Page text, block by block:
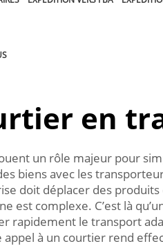
en
un rôle majeur pour
biens avec les
doit déplacer des
est complexe. C’est là
rapidement le transport
à un courtier rend